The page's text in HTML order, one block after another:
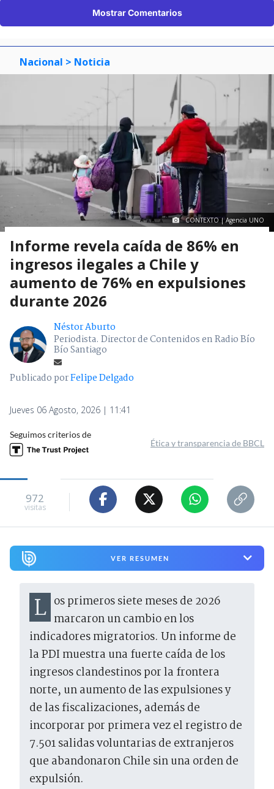
Mostrar Comentarios
Nacional > Noticia
CONTEXTO | Agencia UNO
Informe revela caída de 86% en
ingresos ilegales a Chile y
aumento de 76% en expulsiones
durante 2026
Néstor Aburto
Periodista. Director de Contenidos en Radio Bío
Bío Santiago
Publicado porFelipe Delgado
Jueves 06 Agosto, 2026 | 11:41
Seguimos criterios de
Ética y transparencia de BBCL
972
visitas
VER RESUMEN
Los primeros siete meses de 2026 marcaron un cambio en los
indicadores migratorios. Un informe de
la PDI muestra una fuerte caída de los
ingresos clandestinos por la frontera
norte, un aumento de las expulsiones y
de las fiscalizaciones, además de
incorporar por primera vez el registro de
7.501 salidas voluntarias de extranjeros
que abandonaron Chile sin una orden de
expulsión.